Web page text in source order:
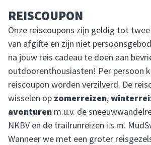
REISCOUPON
Onze reiscoupons zijn geldig tot
van afgifte en zijn niet
na jouw reis cadeau te doen aan
outdoorenthousiasten! Per persoon
reiscoupon worden verzilverd. De
wisselen op zomerreizen,
avonturen m.u.v. de
NKBV en de trailrunreizen i.s.m.
Wanneer we met een groter